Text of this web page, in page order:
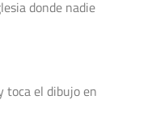
donde nadie
toca el dibujo en